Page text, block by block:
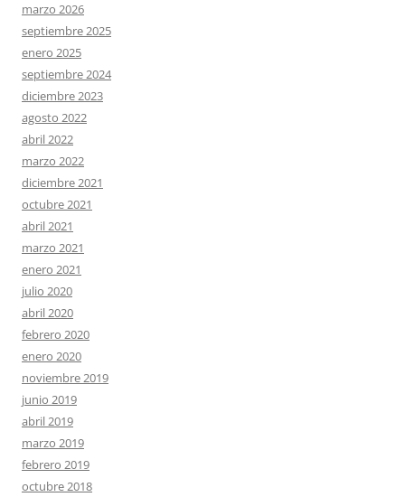
marzo 2026
septiembre 2025
enero 2025
septiembre 2024
diciembre 2023
agosto 2022
abril 2022
marzo 2022
diciembre 2021
octubre 2021
abril 2021
marzo 2021
enero 2021
julio 2020
abril 2020
febrero 2020
enero 2020
noviembre 2019
junio 2019
abril 2019
marzo 2019
febrero 2019
octubre 2018